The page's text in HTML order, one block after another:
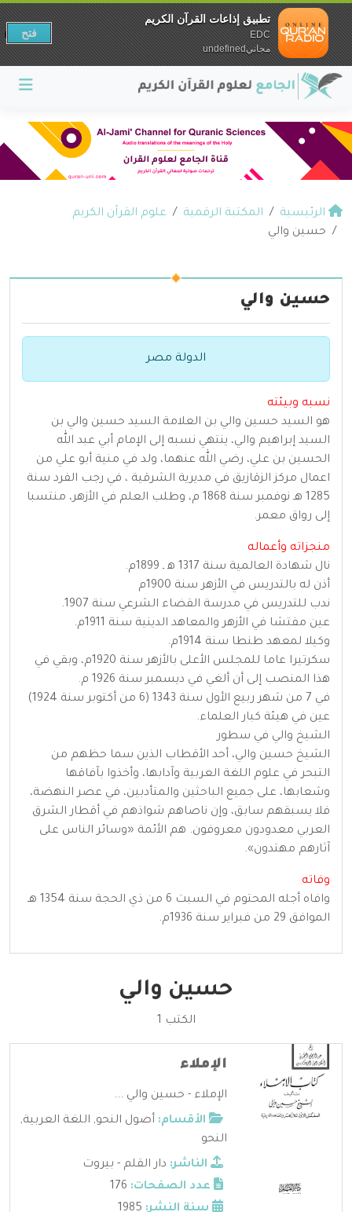
الرئيسية المكتبة الرقمية
علوم القرآن الكريم
حسين والي
حسين والي
الدولة مصر
نسبه وبيئته
هو السيد حسين والي بن العلامة السيد حسين والي بن
السيد إبراهيم والي، ينتهي نسبه إلى الإمام أبي عبد الله
الحسين بن علي، رضي الله عنهما، ولد في منية أبو علي من
اعمال مركز الزقازيق في مديرية الشرقية ، في رجب الفرد سنة
1285 هـ نوفمبر سنة 1868 م، وطلب العلم في الأزهر، منتسبا
إلى رواق معمر.
منجزاته وأعماله
نال شهادة العالمية سنة 1317 ه‍ ـ 1899م.
أذن له بالتدريس في الأزهر سنة 1900م
ندب للتدريس في مدرسة القضاء الشرعي سنة 1907.
عين مفتشا في الأزهر والمعاهد الدينية سنة 1911م.
وكيلا لمعهد طنطا سنة 1914م.
سكرتيرا عاما للمجلس الأعلى بالأزهر سنة 1920م، وبقي في
هذا المنصب إلى أن ألغي في ديسمبر سنة 1926 م.
في 7 من شهر ربيع الأول سنة 1343 (6 من أكتوبر سنة 1924)
عين في هيئة كبار العلماء.
الشيخ والي في سطور
الشيخ حسين والي، أحد الأقطاب الذين سما حظهم من
التبحر في علوم اللغة العربية وآدابها، وأخذوا بآفاقها
وشعابها، على جميع الباحثين والمتأدبين، في عصر النهضة،
فلا يسبقهم سابق، وإن ناصاهم شواذهم في أقطار الشرق
العربي معدودون معروفون. هم الأئمة «وسائر الناس على
آثارهم مهتدون».
وفاته
وافاه أجله المحتوم في السبت 6 من ذي الحجة سنة 1354 هـ
الموافق 29 من فبراير سنة 1936م.
حسين والي
الكتب 1
الإملاء
الإملاء - حسين والي ...
الأقسام: أصول النحو, اللغة العربية,
النحو
الناشر: دار القلم - بيروت
عدد الصفحات:
سنة النشر:
تطبيق إذاعات القرآن الكريم
EDC
مجانيundefined
فتح